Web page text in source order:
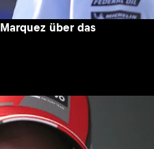
über das